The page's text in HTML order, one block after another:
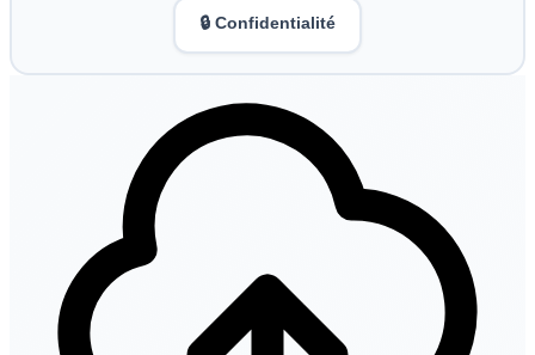
🔒 Confidentialité